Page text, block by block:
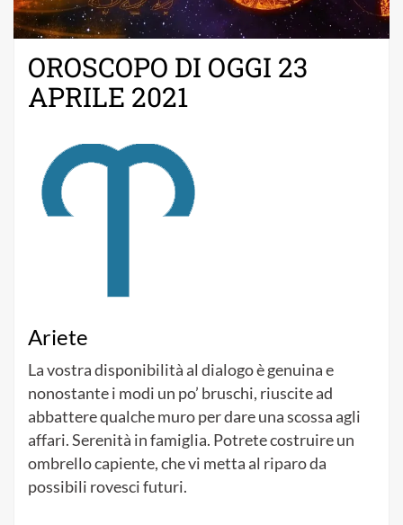
OROSCOPO DI OGGI 23
APRILE 2021
Ariete
La vostra disponibilità al dialogo è genuina e
nonostante i modi un po’ bruschi, riuscite ad
abbattere qualche muro per dare una scossa agli
affari. Serenità in famiglia. Potrete costruire un
ombrello capiente, che vi metta al riparo da
possibili rovesci futuri.